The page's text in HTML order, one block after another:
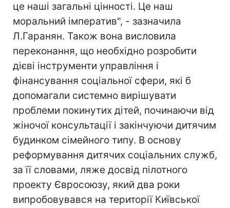
це наші загальні цінності. Це наш
моральний імператив", - зазначила
Л.Гаранян. Також вона висловила
переконання, що необхідно розробити
дієві інструменти управління і
фінансування соціальної сфери, які б
допомагали системно вирішувати
проблеми покинутих дітей, починаючи від
жіночої консультації і закінчуючи дитячим
будинком сімейного типу. В основу
реформування дитячих соціальних служб,
за її словами, ляже досвід пілотного
проекту Євросоюзу, який два роки
випробовувався на території Київської